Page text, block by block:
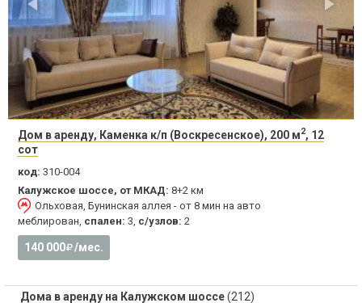
Дом в аренду, Каменка к/п (Воскресенское), 200 м2, 12
сот
код: 310-004
Калужское шоссе, от МКАД: 8+2 км
Ольховая, Бунинская аллея - от 8 мин на авто
меблирован, спален: 3, с/узлов: 2
140 000 /мес.
Дома в аренду на Калужском шоссе(212)